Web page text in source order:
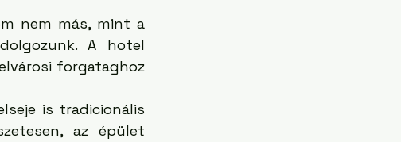
A hotel
forgataghoz
is tradicionális
az épület